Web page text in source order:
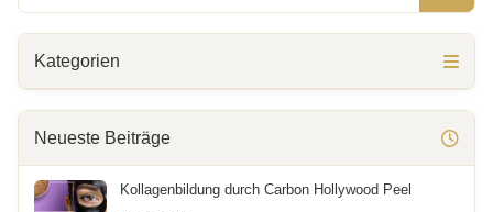
Kategorien
Neueste Beiträge
Kollagenbildung durch Carbon Hollywood Peel